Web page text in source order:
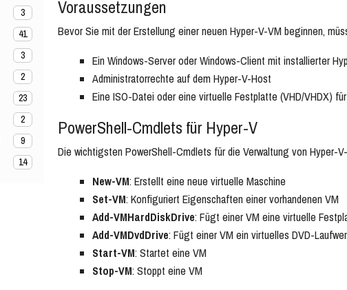
3
41
3
2
23
2
9
14
Voraussetzungen
Bevor Sie mit der Erstellung einer neuen Hyper-V-VM beginnen,
Ein Windows-Server oder Windows-Client mit installierter
Administratorrechte auf dem Hyper-V-Host
Eine ISO-Datei oder eine virtuelle Festplatte (VHD/VHDX)
PowerShell-Cmdlets für Hyper-V
Die wichtigsten PowerShell-Cmdlets für die Verwaltung von Hyper-
New-VM: Erstellt eine neue virtuelle Maschine
Set-VM: Konfiguriert Eigenschaften einer vorhandenen VM
Add-VMHardDiskDrive: Fügt einer VM eine virtuelle
Add-VMDvdDrive: Fügt einer VM ein virtuelles DVD-
Start-VM: Startet eine VM
Stop-VM: Stoppt eine VM